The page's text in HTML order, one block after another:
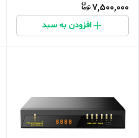
7,500,000
افزودن به سبد